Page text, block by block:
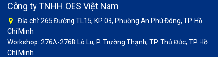
Công ty TNHH OES Việt Nam
Địa chỉ: 265 Đường TL15, KP 03, Phường An Phú Đông, TP. Hồ
Chí Minh
Workshop: 276A-276B Lò Lu, P. Trường Thạnh, TP. Thủ Đức, TP. Hồ
Chí Minh